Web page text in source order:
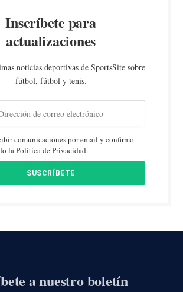
Inscríbete para
actualizaciones
noticias deportivas de SportsSite sobre
fútbol, fútbol y tenis.
comunicaciones por email y confirmo
la Política de Privacidad.
a nuestro boletín